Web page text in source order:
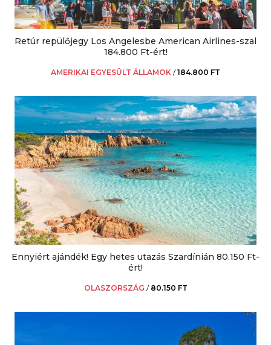
Retúr repülőjegy Los Angelesbe American Airlines-szal
184.800 Ft-ért!
AMERIKAI EGYESÜLT ÁLLAMOK /184.800 FT
Ennyiért ajándék! Egy hetes utazás Szardínián 80.150 Ft-
ért!
OLASZORSZÁG / 80.150 FT